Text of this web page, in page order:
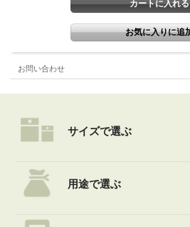
お問い合わせ
サイズで選ぶ
用途で選ぶ